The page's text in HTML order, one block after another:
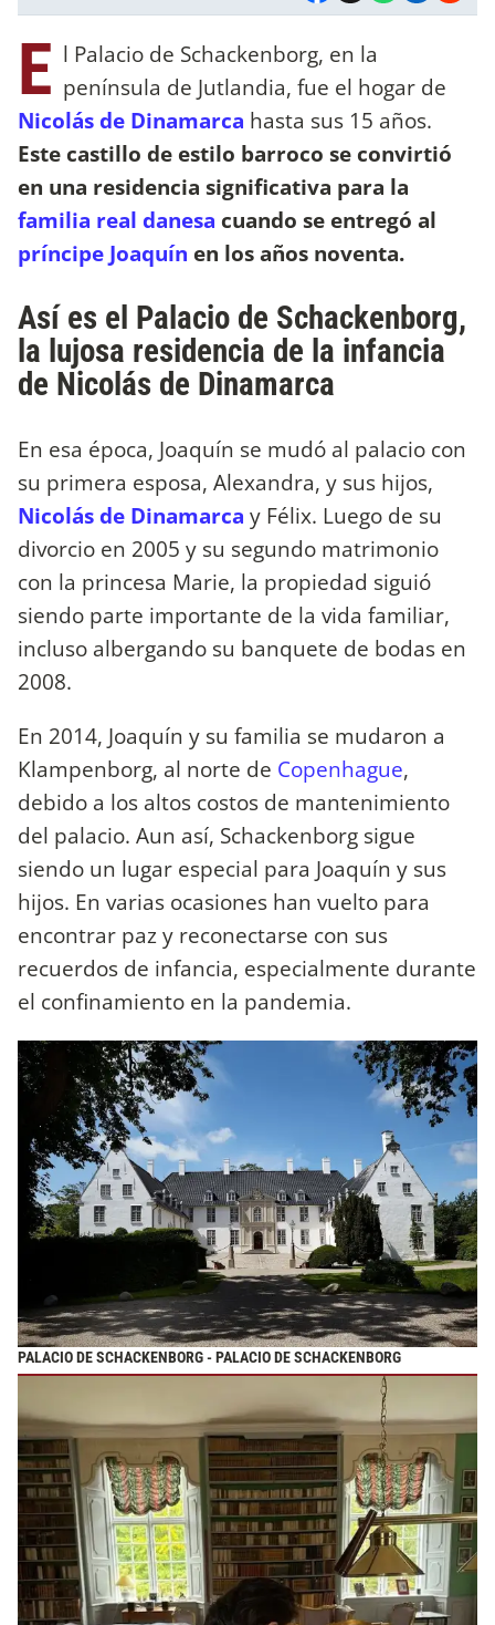
E l Palacio de Schackenborg, en la
península de Jutlandia, fue el hogar de
Nicolás de Dinamarca hasta sus 15 años.
Este castillo de estilo barroco se convirtió
en una residencia significativa para la
familia real danesa cuando se entregó al
príncipe Joaquín en los años noventa.
Así es el Palacio de Schackenborg,
la lujosa residencia de la infancia
de Nicolás de Dinamarca
En esa época, Joaquín se mudó al palacio con
su primera esposa, Alexandra, y sus hijos,
Nicolás de Dinamarca y Félix. Luego de su
divorcio en 2005 y su segundo matrimonio
con la princesa Marie, la propiedad siguió
siendo parte importante de la vida familiar,
incluso albergando su banquete de bodas en
2008.
En 2014, Joaquín y su familia se mudaron a
Klampenborg, al norte de Copenhague,
debido a los altos costos de mantenimiento
del palacio. Aun así, Schackenborg sigue
siendo un lugar especial para Joaquín y sus
hijos. En varias ocasiones han vuelto para
encontrar paz y reconectarse con sus
recuerdos de infancia, especialmente durante
el confinamiento en la pandemia.
PALACIO DE SCHACKENBORG - PALACIO DE SCHACKENBORG